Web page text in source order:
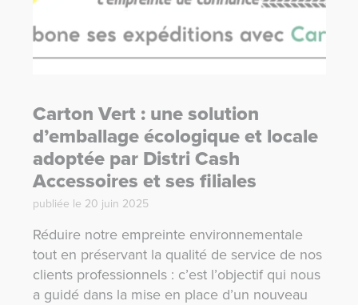
Carton Vert : une solution
d’emballage écologique et locale
adoptée par Distri Cash
Accessoires et ses filiales
publiée le 20 juin 2025
Réduire notre empreinte environnementale
tout en préservant la qualité de service de nos
clients professionnels : c’est l’objectif qui nous
a guidé dans la mise en place d’un nouveau